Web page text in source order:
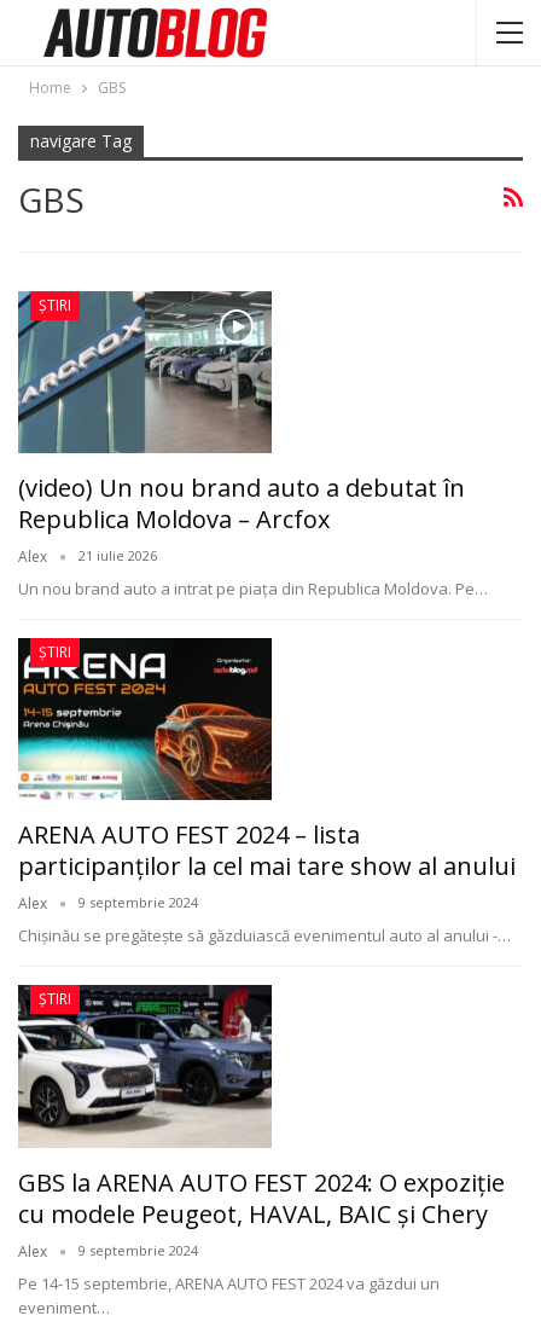
Home GBS
navigare Tag
GBS
ȘTIRI
(video) Un nou brand auto a debutat în
Republica Moldova – Arcfox
Alex 21 iulie 2026
Un nou brand auto a intrat pe piața din Republica Moldova. Pe…
ȘTIRI
ARENA AUTO FEST 2024 – lista
participanților la cel mai tare show al anului
Alex 9 septembrie 2024
Chișinău se pregătește să găzduiască evenimentul auto al anului -…
ȘTIRI
GBS la ARENA AUTO FEST 2024: O expoziție
cu modele Peugeot, HAVAL, BAIC și Chery
Alex 9 septembrie 2024
Pe 14-15 septembrie, ARENA AUTO FEST 2024 va găzdui un
eveniment…